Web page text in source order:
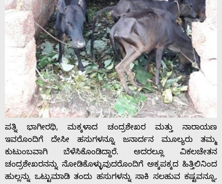
Us
ಪತ್ನಿ ಭಾಗೀರಥಿ, ಮಕ್ಕಳಾದ ಚಂದ್ರಶೇಖರ ಮತ್ತು ನಾರಾಯಣ
ಇವರೊಂದಿಗೆ ದೇಸೀ ಹಸುಗಳನ್ನೂ ಜನಾರ್ದನ ಮೂಲ್ಯರು ತಮ್ಮ
ಕುಟುಂಬವಾಗಿ ಬೆಳೆಸಿಕೊಂಡಿದ್ದಾರೆ. ಅದರಲ್ಲೂ ವಿಕಲಚೇತನ
ಚಂದ್ರಶೇಖರನನ್ನು ನೋಡಿಕೊಳ್ಳುವುದರೊಂದಿಗೆ ಅಕ್ಕಪಕ್ಕದ ಹಿತ್ತಿಲಿನಿಂದ
ಹುಲ್ಲನ್ನು ಒಟ್ಟುಮಾಡಿ ತಂದು ಹಸುಗಳನ್ನು ಸಾಕಿ ಸಲಹುವ ಕಷ್ಟವನ್ನೂ,